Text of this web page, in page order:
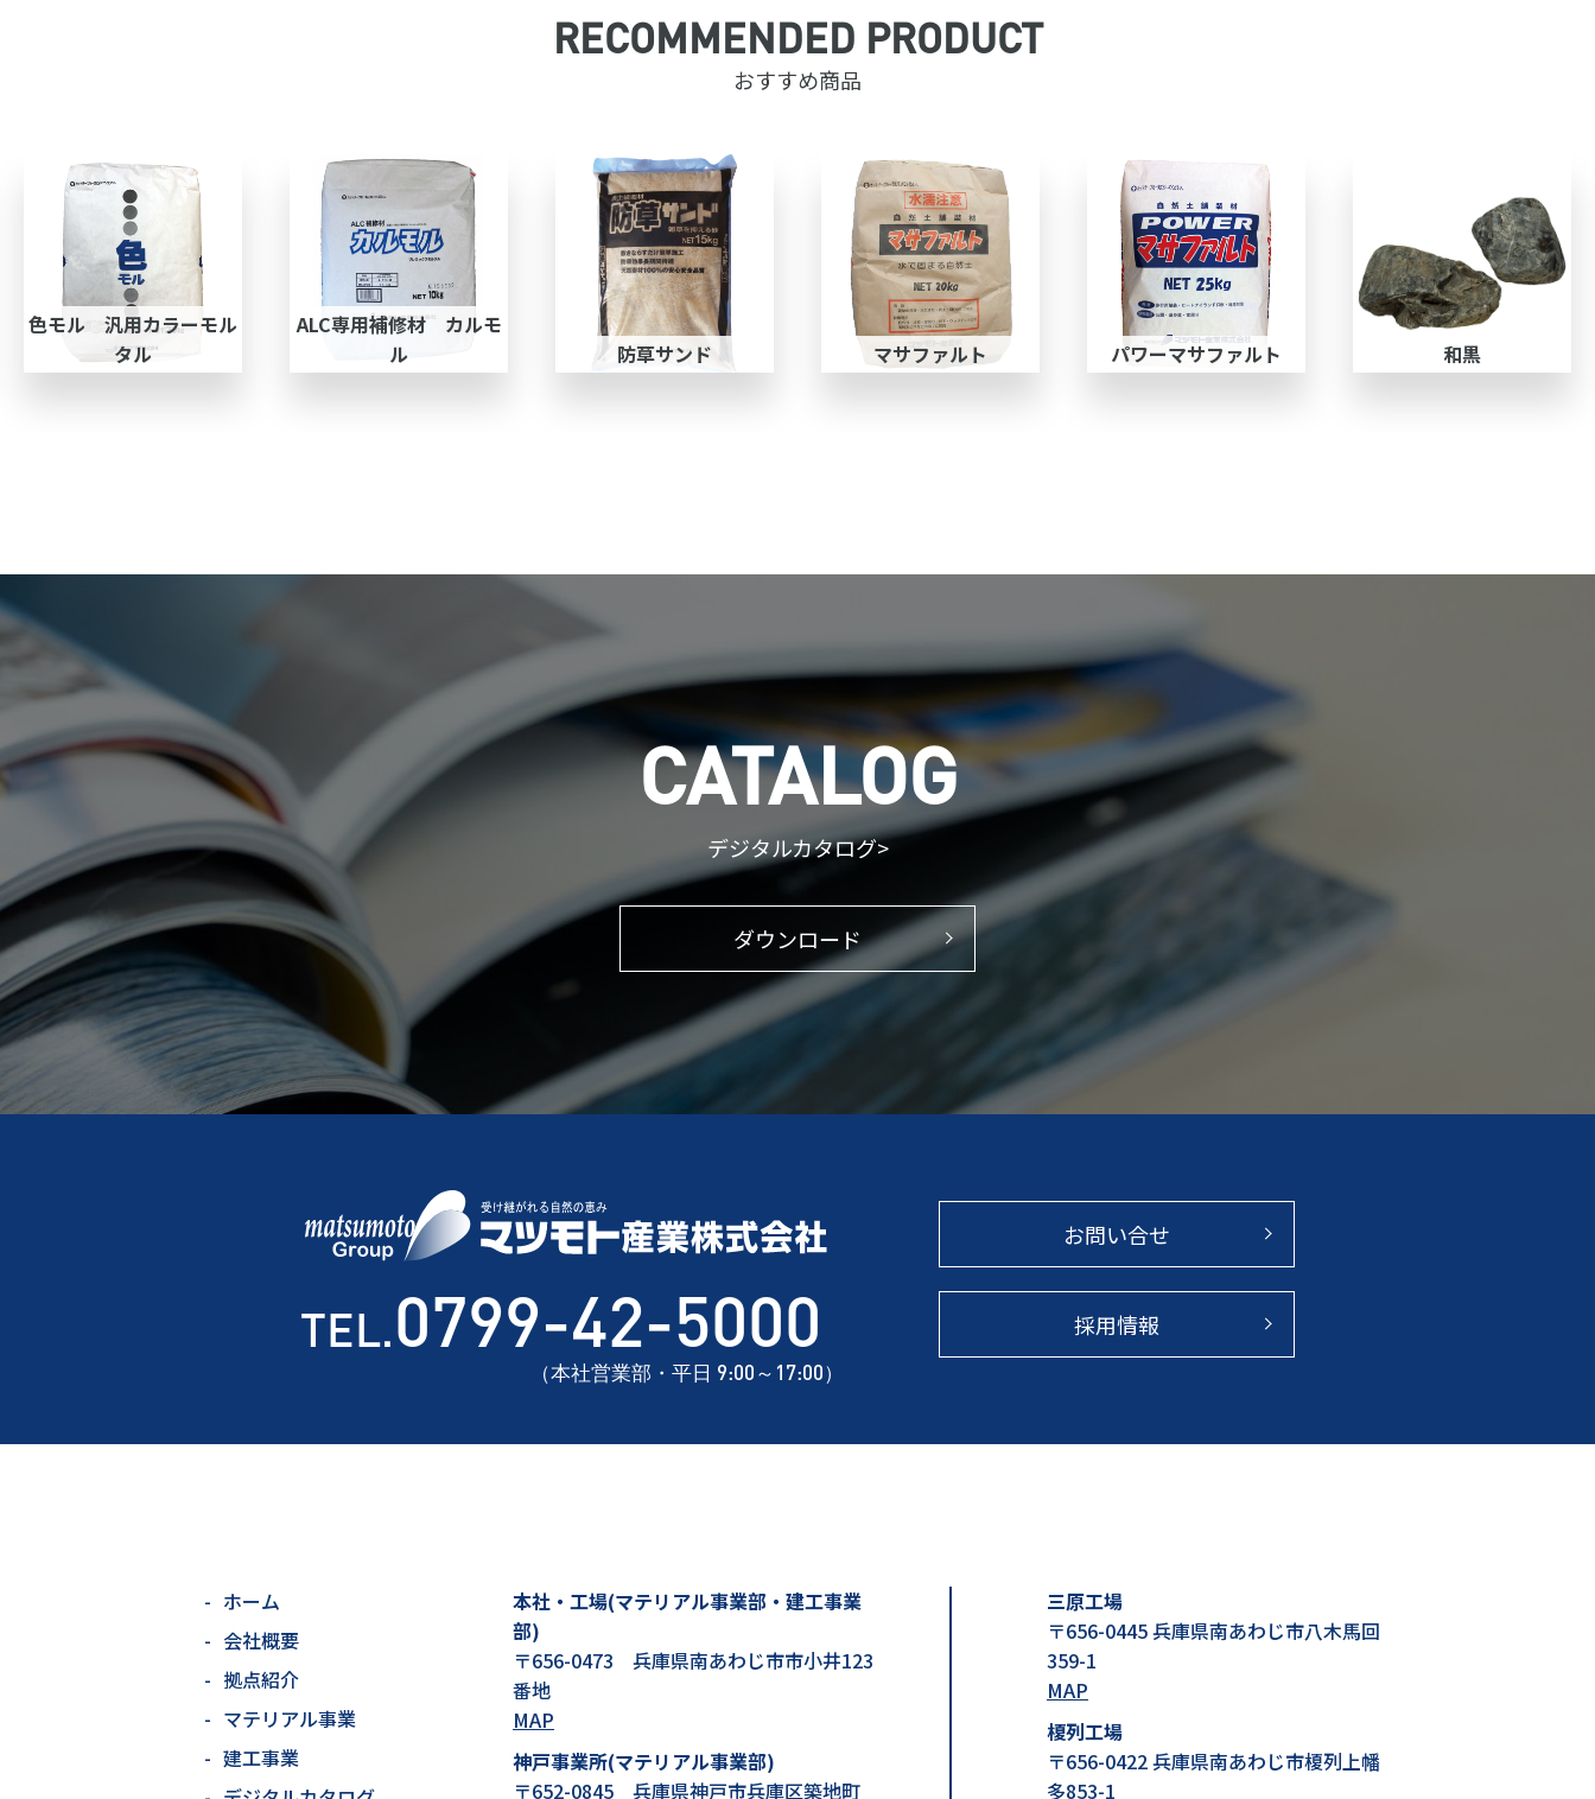
RECOMMENDED PRODUCT
おすすめ商品
色モル 汎用カラーモル
タル
ALC専用補修材 カルモ
ル
防草サンド マサファルト パワーマサファルト 和黒
CATALOG
デジタルカタログ>
ダウンロード
TEL.0799-42-5000
（本社営業部・平日 9:00～17:00）
お問い合せ
採用情報
ホーム
会社概要
拠点紹介
マテリアル事業
建工事業
本社・工場(マテリアル事業部・建工事業
部)
〒656-0473 兵庫県南あわじ市市小井123
番地
MAP
神戸事業所(マテリアル事業部)
〒652-0845 兵庫県神戸市兵庫区築地町
三原工場
〒656-0445 兵庫県南あわじ市八木馬回
359-1
MAP
榎列工場
〒656-0422 兵庫県南あわじ市榎列上幡
多853-1